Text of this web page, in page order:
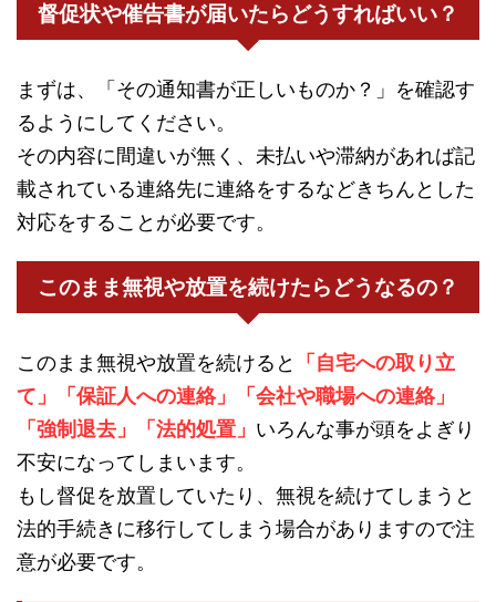
督促状や催告書が届いたらどうすればいい？
まずは、「その通知書が正しいものか？」を確認す
るようにしてください。
その内容に間違いが無く、未払いや滞納があれば記
載されている連絡先に連絡をするなどきちんとした
対応をすることが必要です。
このまま無視や放置を続けたらどうなるの？
このまま無視や放置を続けると
「自宅への取り立
て」「保証人への連絡」「会社や職場への連絡」
「強制退去」「法的処置」 いろんな事が頭をよぎり
不安になってしまいます。
もし督促を放置していたり、無視を続けてしまうと
法的手続きに移行してしまう場合がありますので注
意が必要です。